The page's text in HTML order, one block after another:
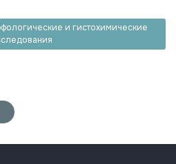
и гистохимические